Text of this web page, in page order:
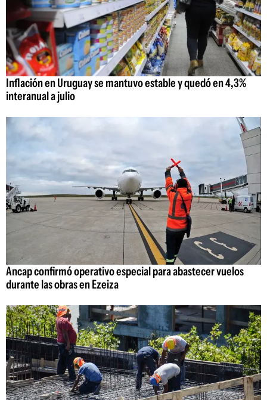
Inflación en Uruguay se mantuvo estable y quedó en 4,3%
interanual a julio
Ancap confirmó operativo especial para abastecer vuelos
durante las obras en Ezeiza